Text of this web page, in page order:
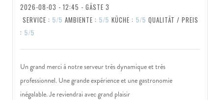
2026-08-03 - 12:45 - GÄSTE 3
SERVICE : 5/5 AMBIENTE : 5/5 KÜCHE : 5/5 QUALITÄT / PREIS
: 5/5
Un grand merci à notre serveur très dynamique et très
professionnel. Une grande expérience et une gastronomie
inégalable. Je reviendrai avec grand plaisir